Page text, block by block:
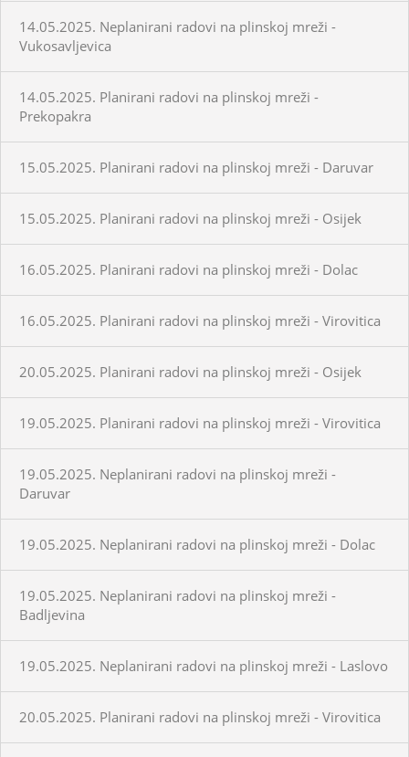
14.05.2025. Neplanirani radovi na plinskoj mreži -
Vukosavljevica
14.05.2025. Planirani radovi na plinskoj mreži -
Prekopakra
15.05.2025. Planirani radovi na plinskoj mreži - Daruvar
15.05.2025. Planirani radovi na plinskoj mreži - Osijek
16.05.2025. Planirani radovi na plinskoj mreži - Dolac
16.05.2025. Planirani radovi na plinskoj mreži - Virovitica
20.05.2025. Planirani radovi na plinskoj mreži - Osijek
19.05.2025. Planirani radovi na plinskoj mreži - Virovitica
19.05.2025. Neplanirani radovi na plinskoj mreži -
Daruvar
19.05.2025. Neplanirani radovi na plinskoj mreži - Dolac
19.05.2025. Neplanirani radovi na plinskoj mreži -
Badljevina
19.05.2025. Neplanirani radovi na plinskoj mreži - Laslovo
20.05.2025. Planirani radovi na plinskoj mreži - Virovitica